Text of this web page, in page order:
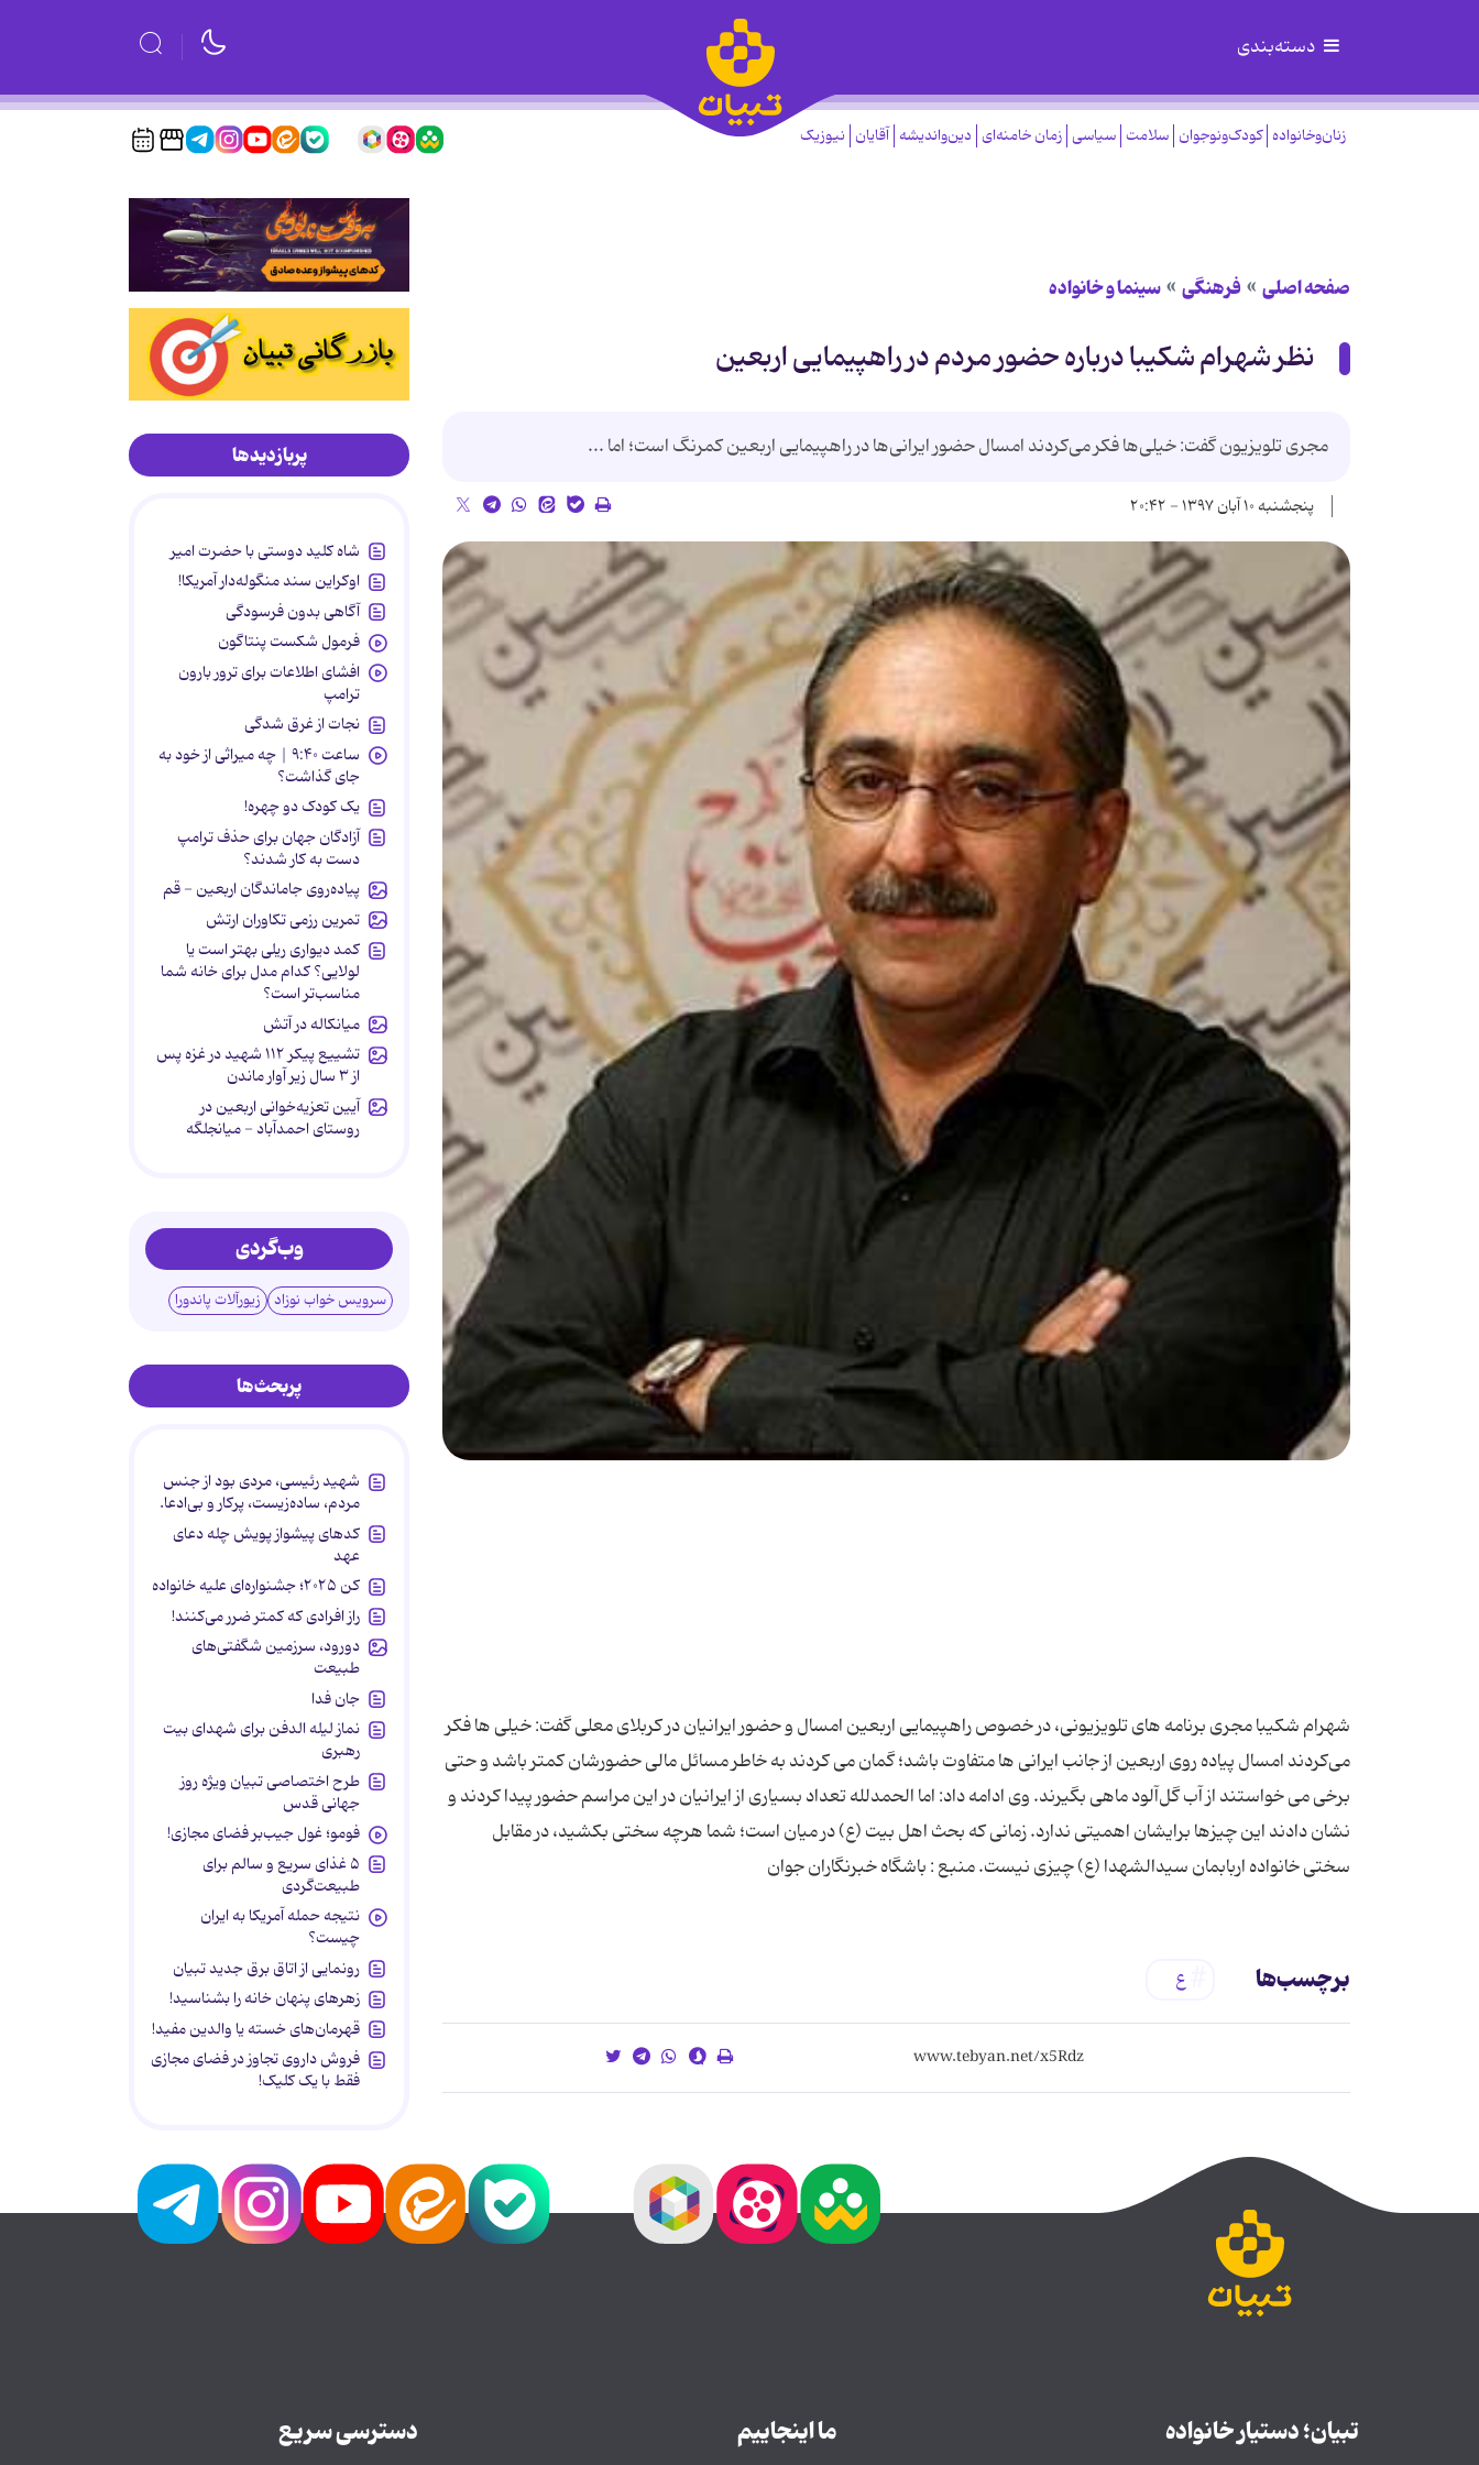
دسته‌بندی
زنان‌وخانواده کودک‌ونوجوان سلامت سیاسی زمان خامنه‌ای دین‌واندیشه آقایان نیوزیک
صفحه اصلی فرهنگی سینما و خانواده
نظر شهرام شکیبا درباره حضور مردم در راهپیمایی اربعین
مجری تلویزیون گفت: خیلی‌ها فکر می‌کردند امسال حضور ایرانی‌ها در راهپیمایی اربعین کمرنگ است؛ اما ...
پنجشنبه ۱۰ آبان ۱۳۹۷ - ۲۰:۴۲
شهرام شکیبا مجری برنامه های تلویزیونی، در خصوص راهپیمایی اربعین امسال و حضور ایرانیان در کربلای معلی گفت: خیلی ها فکر
می‌کردند امسال پیاده روی اربعین از جانب ایرانی ها متفاوت باشد؛ گمان می کردند به خاطر مسائل مالی حضورشان کمتر باشد و حتی
برخی می خواستند از آب گل‌آلود ماهی بگیرند. وی ادامه داد: اما الحمدلله تعداد بسیاری از ایرانیان در این مراسم حضور پیدا کردند و
نشان دادند این چیزها برایشان اهمیتی ندارد. زمانی که بحث اهل بیت (ع) در میان است؛ شما هرچه سختی بکشید، در مقابل
سختی خانواده اربابمان سیدالشهدا (ع) چیزی نیست. منبع : باشگاه خبرنگاران جوان
برچسب‌ها ع
پربازدیدها
شاه کلید دوستی با حضرت امیر
اوکراین سند منگوله‌دار آمریکا!
آگاهی بدون فرسودگی
فرمول شکست پنتاگون
افشای اطلاعات برای ترور بارون
ترامپ
نجات از غرق شدگی
ساعت ۹:۴۰ | چه میراثی از خود به
جای گذاشت؟
یک کودک دو چهره!
آزادگان جهان برای حذف ترامپ
دست به کار شدند؟
پیاده‌روی جاماندگان اربعین - قم
تمرین رزمی تکاوران ارتش
کمد دیواری ریلی بهتر است یا
لولایی؟ کدام مدل برای خانه شما
مناسب‌تر است؟
میانکاله در آتش
تشییع پیکر ۱۱۲ شهید در غزه پس
از ۳ سال زیر آوار ماندن
آیین تعزیه‌خوانی اربعین در
روستای احمدآباد - میانجلگه
وب‌گردی
سرویس خواب نوزاد زیورآلات پاندورا
پربحث‌ها
شهید رئیسی، مردی بود از جنس
مردم، ساده‌زیست، پرکار و بی‌ادعا.
کدهای پیشواز پویش چله دعای
عهد
کن ۲۰۲۵؛ جشنواره‌ای علیه خانواده
راز افرادی که کمتر ضرر می‌کنند!
دورود، سرزمین شگفتی‌های
طبیعت
جان فدا
نماز لیله الدفن برای شهدای بیت
رهبری
طرح اختصاصی تبیان ویژه روز
جهانی قدس
فومو؛ غول جیب‌بر فضای مجازی!
۵ غذای سریع و سالم برای
طبیعت‌گردی
نتیجه حمله آمریکا به ایران
چیست؟
رونمایی از اتاق برق جدید تبیان
زهرهای پنهان خانه را بشناسید!
قهرمان‌های خسته یا والدین مفید!
فروش داروی تجاوز در فضای مجازی
فقط با یک کلیک!
تبیان؛ دستیار خانواده ما اینجاییم دسترسی سریع